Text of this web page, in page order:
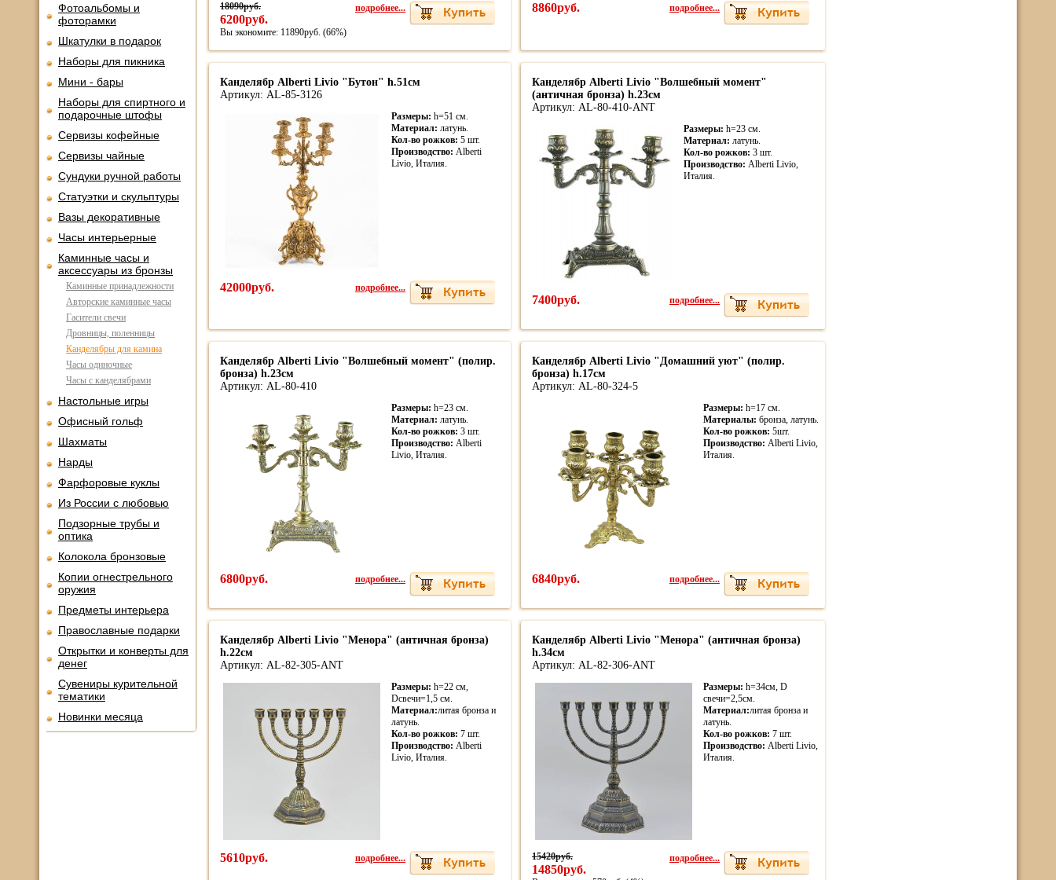
Фотоальбомы и
фоторамки
Шкатулки в подарок
Наборы для пикника
Мини - бары
Наборы для спиртного и
подарочные штофы
Сервизы кофейные
Сервизы чайные
Сундуки ручной работы
Статуэтки и скульптуры
Вазы декоративные
Часы интерьерные
Каминные часы и
аксессуары из бронзы
Каминные принадлежности
Авторские каминные часы
Гасители свечи
Дровницы, поленницы
Канделябры для камина
Часы одиночные
Часы с канделябрами
Настольные игры
Офисный гольф
Шахматы
Нарды
Фарфоровые куклы
Из России с любовью
Подзорные трубы и
оптика
Колокола бронзовые
Копии огнестрельного
оружия
Предметы интерьера
Православные подарки
Открытки и конверты для
денег
Сувениры курительной
тематики
Новинки месяца
18090руб.
6200руб.
Вы экономите: 11890руб. (66%)
подробнее... 8860руб. подробнее...
Канделябр Alberti Livio "Бутон" h.51см
Артикул: AL-85-3126
Размеры: h=51 см.
Материал: латунь.
Кол-во рожков: 5 шт.
Производство: Alberti
Livio, Италия.
42000руб. подробнее...
Канделябр Alberti Livio "Волшебный момент"
(античная бронза) h.23см
Артикул: AL-80-410-ANT
Размеры: h=23 см.
Материал: латунь.
Кол-во рожков: 3 шт.
Производство: Alberti Livio,
Италия.
7400руб. подробнее...
Канделябр Alberti Livio "Волшебный момент" (полир.
бронза) h.23см
Артикул: AL-80-410
Размеры: h=23 см.
Материал: латунь.
Кол-во рожков: 3 шт.
Производство: Alberti
Livio, Италия.
6800руб. подробнее...
Канделябр Alberti Livio "Домашний уют" (полир.
бронза) h.17см
Артикул: AL-80-324-5
Размеры: h=17 см.
Материалы: бронза, латунь.
Кол-во рожков: 5шт.
Производство: Alberti Livio,
Италия.
6840руб. подробнее...
Канделябр Alberti Livio "Менора" (античная бронза)
h.22см
Артикул: AL-82-305-ANT
Размеры: h=22 см,
Dсвечи=1,5 см.
Материал:литая бронза и
латунь.
Кол-во рожков: 7 шт.
Производство: Alberti
Livio, Италия.
5610руб. подробнее...
Канделябр Alberti Livio "Менора" (античная бронза)
h.34см
Артикул: AL-82-306-ANT
Размеры: h=34см, D
свечи=2,5см.
Материал:литая бронза и
латунь.
Кол-во рожков: 7 шт.
Производство: Alberti Livio,
Италия.
15420руб.
14850руб.
подробнее...